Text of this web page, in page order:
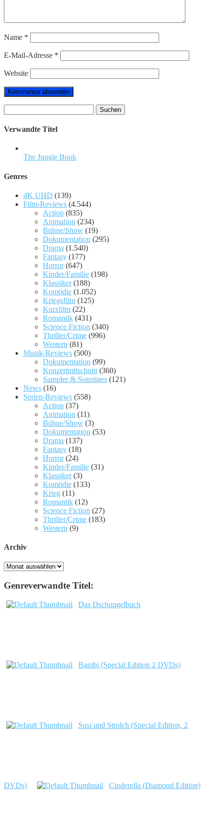
Name *
E-Mail-Adresse *
Website
nach:
Verwandte Titel
The Jungle Book
Genres
4K UHD (139)
Film-Reviews (4.544)
Action (835)
Animation (234)
Bühne/Show (19)
Dokumentation (295)
Drama (1.540)
Fantasy (177)
Horror(647)
Kinder/Familie (198)
Klassiker(188)
Komödie (1.052)
Kriegsfilm (125)
Kurzfilm (22)
Romantik (431)
Science Fiction (340)
Thriller/Crime (996)
Western (81)
Musik-Reviews (500)
Dokumentation (99)
Konzertmitschnitt (360)
Sampler & Sonstiges (121)
News (16)
Serien-Reviews (558)
Action (37)
Animation (11)
Bühne/Show (3)
Dokumentation (53)
Drama (137)
Fantasy (18)
Horror(24)
Kinder/Familie (31)
Klassiker(3)
Komödie (133)
Krieg (11)
Romantik (12)
Science Fiction (27)
Thriller/Crime (183)
Western (9)
Archiv
Archiv
Genreverwandte Titel:
Das Dschungelbuch
Bambi (Special Edition 2 DVDs)
Susi und Strolch (Special Edition, 2
DVDs) Cinderella (Diamond Edition)